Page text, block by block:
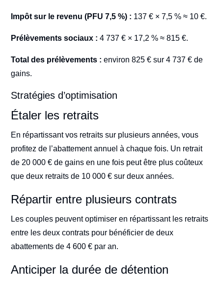
Impôt sur le revenu (PFU 7,5 %) : 137 € × 7,5 % ≈ 10 €.
Prélèvements sociaux : 4 737 € × 17,2 % ≈ 815 €.
Total des prélèvements : environ 825 € sur 4 737 € de
gains.
Stratégies d’optimisation
Étaler les retraits
En répartissant vos retraits sur plusieurs années, vous
profitez de l’abattement annuel à chaque fois. Un retrait
de 20 000 € de gains en une fois peut être plus coûteux
que deux retraits de 10 000 € sur deux années.
Répartir entre plusieurs contrats
Les couples peuvent optimiser en répartissant les retraits
entre les deux contrats pour bénéficier de deux
abattements de 4 600 € par an.
Anticiper la durée de détention